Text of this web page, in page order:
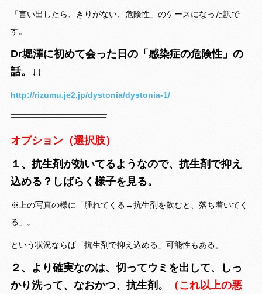
「言い出したら、きりがない、危険性」のケースになった訳で
す。
Dr堀澤に初めて会った日の「感染症の危険性」の
話。↓↓
http://rizumu.je2.jp/dystonia/dystonia-1/
オプション（選択肢）
１、抗生剤が効いてるようなので、抗生剤で抑え
込める？しばらく 様子を見る。
※上の写真の様に「腫れてくる→抗生剤を飲むと、落ち着いてく
る」。
という状況ならば「抗生剤で抑え込める」可能性もある。
２、より確実なのは、切ってウミを出して、しっ
かり洗って、なおかつ、抗生剤。
（これ以上の悪